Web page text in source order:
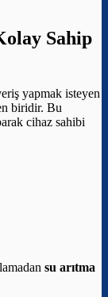
Sahip
yapmak isteyen
biridir. Bu
cihaz sahibi
su arıtma